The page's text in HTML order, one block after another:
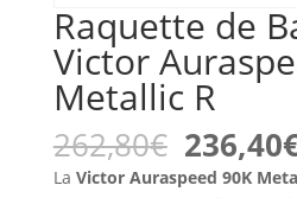
Raquette de
Victor
Metallic R
262,80€ Le
prix
236,40
La Victor Auraspeed 90K